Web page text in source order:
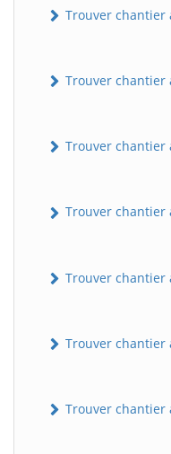
Trouver chantier
Trouver chantier
Trouver chantier
Trouver chantier
Trouver chantier
Trouver chantier
Trouver chantier